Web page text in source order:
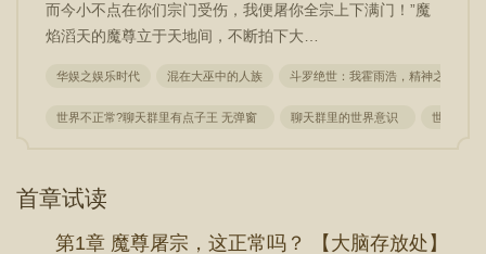
而今小不点在你们宗门受伤，我便屠你全宗上下满门！”魔
焰滔天的魔尊立于天地间，不断拍下大…
华娱之娱乐时代 混在大巫中的人族 斗罗绝世：我霍雨浩，精神之主
世界不正常?聊天群里有点子王 无弹窗 聊天群里的世界意识 世界不正
首章试读
第1章 魔尊屠宗，这正常吗？ 【大脑存放处】